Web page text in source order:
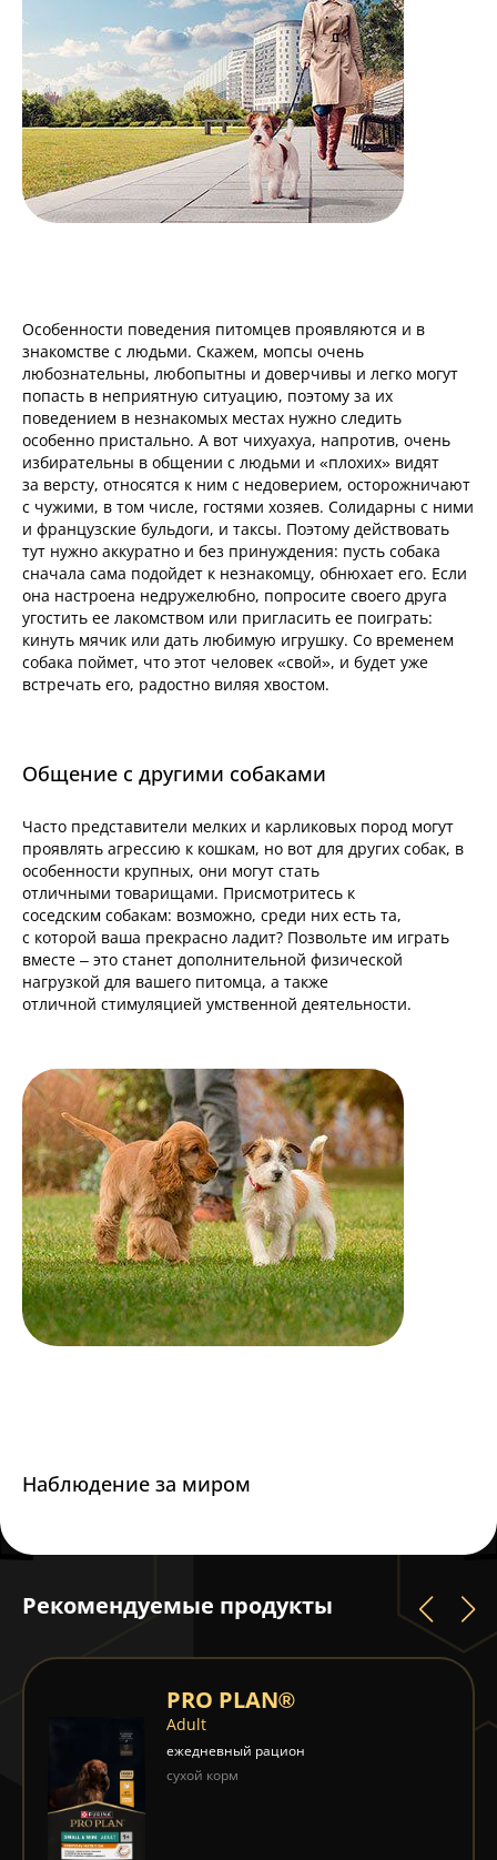
Особенности поведения питомцев проявляются и в
знакомстве с людьми. Скажем, мопсы очень
любознательны, любопытны и доверчивы и легко могут
попасть в неприятную ситуацию, поэтому за их
поведением в незнакомых местах нужно следить
особенно пристально. А вот чихуахуа, напротив, очень
избирательны в общении с людьми и «плохих» видят
за версту, относятся к ним с недоверием, осторожничают
с чужими, в том числе, гостями хозяев. Солидарны с ними
и французские бульдоги, и таксы. Поэтому действовать
тут нужно аккуратно и без принуждения: пусть собака
сначала сама подойдет к незнакомцу, обнюхает его. Если
она настроена недружелюбно, попросите своего друга
угостить ее лакомством или пригласить ее поиграть:
кинуть мячик или дать любимую игрушку. Со временем
собака поймет, что этот человек «свой», и будет уже
встречать его, радостно виляя хвостом.
Общение с другими собаками
Часто представители мелких и карликовых пород могут
проявлять агрессию к кошкам, но вот для других собак, в
особенности крупных, они могут стать
отличными товарищами. Присмотритесь к
соседским собакам: возможно, среди них есть та,
с которой ваша прекрасно ладит? Позвольте им играть
вместе – это станет дополнительной физической
нагрузкой для вашего питомца, а также
отличной стимуляцией умственной деятельности.
Наблюдение за миром
Рекомендуемые продукты
PRO PLAN®
Adult
ежедневный рацион
сухой корм